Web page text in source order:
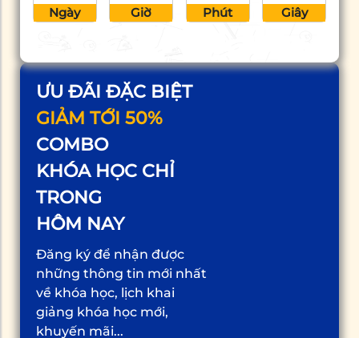
ƯU ĐÃI ĐẶC BIỆT
GIẢM TỚI 50%
COMBO
KHÓA HỌC CHỈ
TRONG
HÔM NAY
Đăng ký để nhận được
những thông tin mới nhất
về khóa học, lịch khai
giảng khóa học mới,
khuyến mãi...
Ngày Giờ Phút Giây